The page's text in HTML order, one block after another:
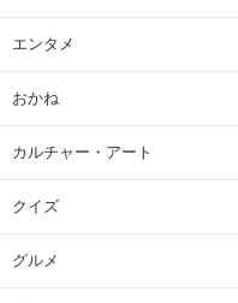
エンタメ
おかね
カルチャー・アート
クイズ
グルメ